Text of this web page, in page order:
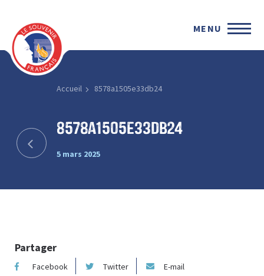
MENU
Accueil 8578a1505e33db24
8578a1505e33db24
5 mars 2025
Partager
Facebook Twitter E-mail